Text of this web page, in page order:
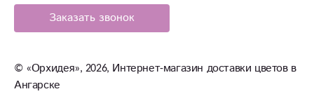
Заказать звонок
© «Орхидея», 2026, Интернет-магазин доставки цветов в
Ангарске